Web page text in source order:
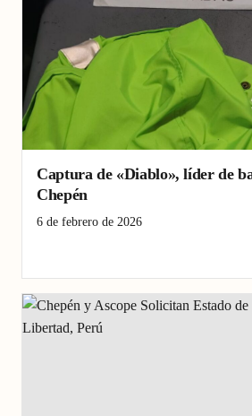
Captura de «Diablo», líder de
Chepén
6 de febrero de 2026